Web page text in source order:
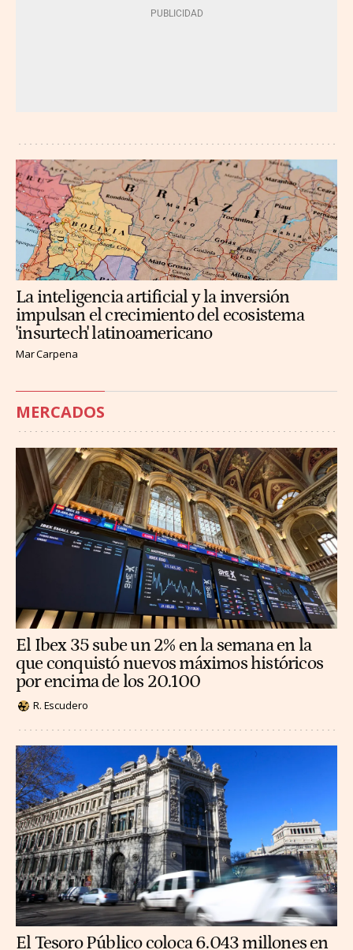
La inteligencia artificial y la inversión
impulsan el crecimiento del ecosistema
'insurtech' latinoamericano
Mar Carpena
MERCADOS
El Ibex 35 sube un 2% en la semana en la
que conquistó nuevos máximos históricos
por encima de los 20.100
R. Escudero
El Tesoro Público coloca 6.043 millones en